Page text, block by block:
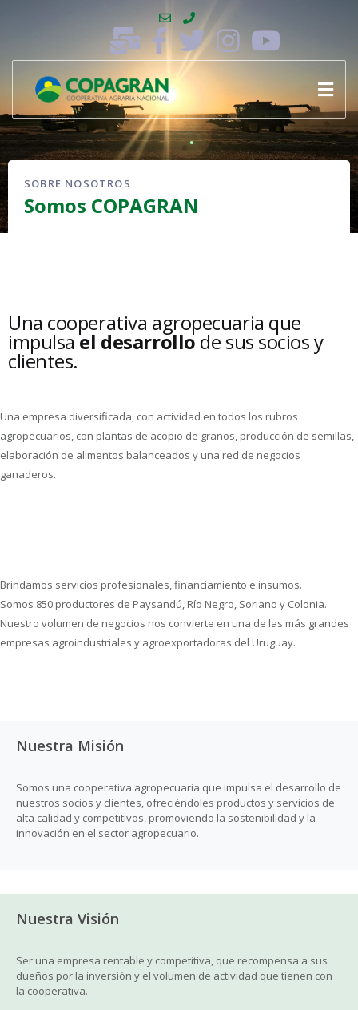
SOBRE NOSOTROS
Somos COPAGRAN
Una cooperativa agropecuaria que
impulsael desarrollo de sus socios y
clientes.
Una empresa diversificada, con actividad en todos los rubros
agropecuarios, con plantas de acopio de granos, producción de semillas,
elaboración de alimentos balanceados y una red de negocios
ganaderos.
Brindamos servicios profesionales, financiamiento e insumos.
Somos 850 productores de Paysandú, Río Negro, Soriano y Colonia.
Nuestro volumen de negocios nos convierte en una de las más grandes
empresas agroindustriales y agroexportadoras del Uruguay.
Nuestra Misión
Somos una cooperativa agropecuaria que impulsa el desarrollo de
nuestros socios y clientes, ofreciéndoles productos y servicios de
alta calidad y competitivos, promoviendo la sostenibilidad y la
innovación en el sector agropecuario.
Nuestra Visión
Ser una empresa rentable y competitiva, que recompensa a sus
dueños por la inversión y el volumen de actividad que tienen con
la cooperativa.